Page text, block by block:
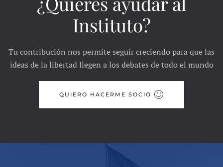
Instituto?
Tu contribución nos permite seguir creciendo para que las
ideas de la libertad llegen a los debates de todo el mundo
QUIERO HACERME SOCIO